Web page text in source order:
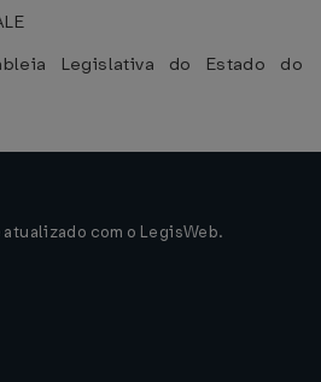
Legislativa do Estado do
com o LegisWeb.